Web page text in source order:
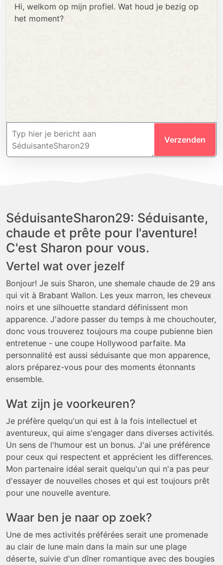
Hi, welkom op mijn profiel. Wat houd je bezig op
het moment?
Verzenden
SéduisanteSharon29: Séduisante,
chaude et prête pour l'aventure!
C'est Sharon pour vous.
Vertel wat over jezelf
Bonjour! Je suis Sharon, une shemale chaude de 29 ans
qui vit à Brabant Wallon. Les yeux marron, les cheveux
noirs et une silhouette standard définissent mon
apparence. J'adore passer du temps à me chouchouter,
donc vous trouverez toujours ma coupe pubienne bien
entretenue - une coupe Hollywood parfaite. Ma
personnalité est aussi séduisante que mon apparence,
alors préparez-vous pour des moments étonnants
ensemble.
Wat zijn je voorkeuren?
Je préfère quelqu'un qui est à la fois intellectuel et
aventureux, qui aime s'engager dans diverses activités.
Un sens de l'humour est un bonus. J'ai une préférence
pour ceux qui respectent et apprécient les differences.
Mon partenaire idéal serait quelqu'un qui n'a pas peur
d'essayer de nouvelles choses et qui est toujours prêt
pour une nouvelle aventure.
Waar ben je naar op zoek?
Une de mes activités préférées serait une promenade
au clair de lune main dans la main sur une plage
déserte, suivie d'un dîner romantique avec des bougies